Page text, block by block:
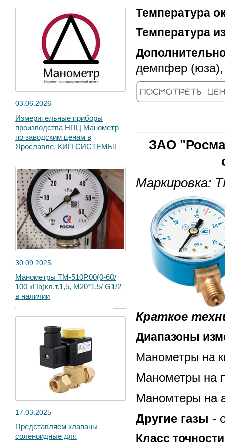
03.06.2026
Измерительные приборы
производства НПЦ Манометр
по заводским ценам в
Ярославле. КИП СИСТЕМЫ!
30.09.2025
Манометры ТМ-510Р.00(0-60/
100 кПа)кл.т.1,5, М20*1,5/ G1/2
в наличии
17.03.2025
Представляем клапаны
соленоидные для
Температура
Температура
демпфер (юза),
ЗАО
Маркировка:
Краткое
Диапазоны
Манометры на
Манометры на
Маномтеры на
Другие газы -
Класс